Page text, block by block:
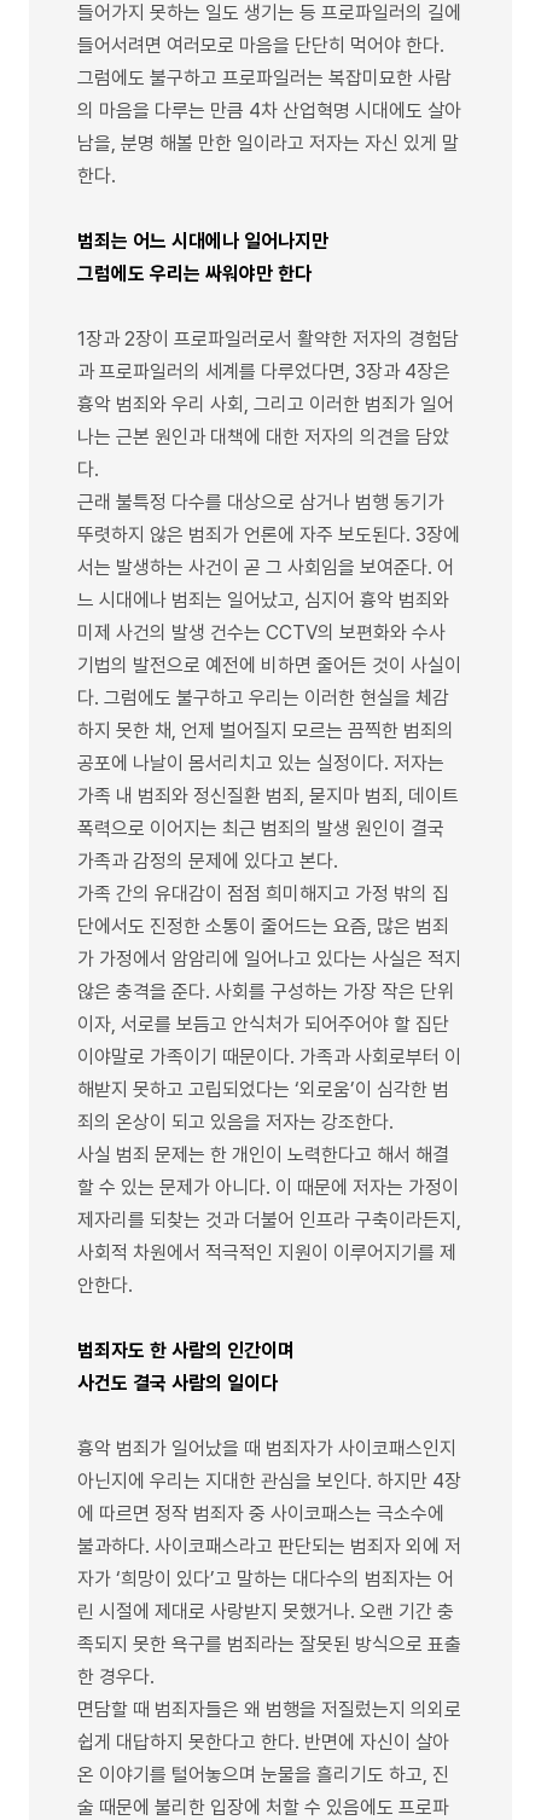
들어가지 못하는 일도 생기는 등 프로파일러의 길에
들어서려면 여러모로 마음을 단단히 먹어야 한다.
그럼에도 불구하고 프로파일러는 복잡미묘한 사람
의 마음을 다루는 만큼 4차 산업혁명 시대에도 살아
남을, 분명 해볼 만한 일이라고 저자는 자신 있게 말
한다.
범죄는 어느 시대에나 일어나지만
그럼에도 우리는 싸워야만 한다
1장과 2장이 프로파일러로서 활약한 저자의 경험담
과 프로파일러의 세계를 다루었다면, 3장과 4장은
흉악 범죄와 우리 사회, 그리고 이러한 범죄가 일어
나는 근본 원인과 대책에 대한 저자의 의견을 담았
다.
근래 불특정 다수를 대상으로 삼거나 범행 동기가
뚜렷하지 않은 범죄가 언론에 자주 보도된다. 3장에
서는 발생하는 사건이 곧 그 사회임을 보여준다. 어
느 시대에나 범죄는 일어났고, 심지어 흉악 범죄와
미제 사건의 발생 건수는 CCTV의 보편화와 수사
기법의 발전으로 예전에 비하면 줄어든 것이 사실이
다. 그럼에도 불구하고 우리는 이러한 현실을 체감
하지 못한 채, 언제 벌어질지 모르는 끔찍한 범죄의
공포에 나날이 몸서리치고 있는 실정이다. 저자는
가족 내 범죄와 정신질환 범죄, 묻지마 범죄, 데이트
폭력으로 이어지는 최근 범죄의 발생 원인이 결국
가족과 감정의 문제에 있다고 본다.
가족 간의 유대감이 점점 희미해지고 가정 밖의 집
단에서도 진정한 소통이 줄어드는 요즘, 많은 범죄
가 가정에서 암암리에 일어나고 있다는 사실은 적지
않은 충격을 준다. 사회를 구성하는 가장 작은 단위
이자, 서로를 보듬고 안식처가 되어주어야 할 집단
이야말로 가족이기 때문이다. 가족과 사회로부터 이
해받지 못하고 고립되었다는 ‘외로움’이 심각한 범
죄의 온상이 되고 있음을 저자는 강조한다.
사실 범죄 문제는 한 개인이 노력한다고 해서 해결
할 수 있는 문제가 아니다. 이 때문에 저자는 가정이
제자리를 되찾는 것과 더불어 인프라 구축이라든지,
사회적 차원에서 적극적인 지원이 이루어지기를 제
안한다.
범죄자도 한 사람의 인간이며
사건도 결국 사람의 일이다
흉악 범죄가 일어났을 때 범죄자가 사이코패스인지
아닌지에 우리는 지대한 관심을 보인다. 하지만 4장
에 따르면 정작 범죄자 중 사이코패스는 극소수에
불과하다. 사이코패스라고 판단되는 범죄자 외에 저
자가 ‘희망이 있다’고 말하는 대다수의 범죄자는 어
린 시절에 제대로 사랑받지 못했거나. 오랜 기간 충
족되지 못한 욕구를 범죄라는 잘못된 방식으로 표출
한 경우다.
면담할 때 범죄자들은 왜 범행을 저질렀는지 의외로
쉽게 대답하지 못한다고 한다. 반면에 자신이 살아
온 이야기를 털어놓으며 눈물을 흘리기도 하고, 진
술 때문에 불리한 입장에 처할 수 있음에도 프로파